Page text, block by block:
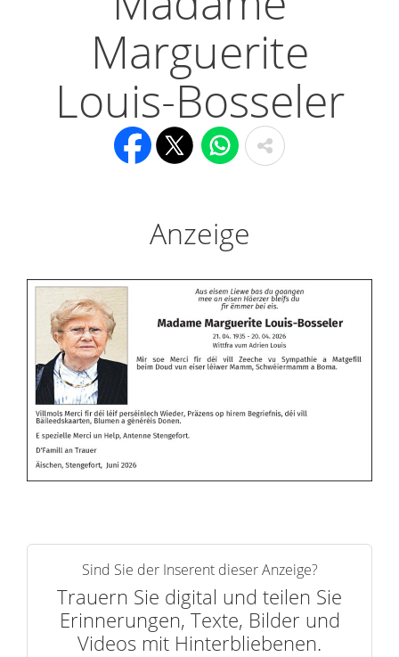
Marguerite
Louis-Bosseler
Anzeige
Sind Sie der Inserent dieser Anzeige?
Trauern Sie digital und teilen Sie
Erinnerungen, Texte, Bilder und
Videos mit Hinterbliebenen.